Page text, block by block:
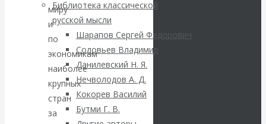
Библиотека классической
русской мысли
Шарапов Сергей Федорович
Соловьев Владимир
Данилевский Н. Я.
Нечволодов А. Д.
Кокорев Василий
Бутми Г. В.
ВАлентин
Катасонов.
Саммит НАТО в
Турции: Drang
nach Osten
миру
и
по
экономикам
наиболее
крупных
стран
за